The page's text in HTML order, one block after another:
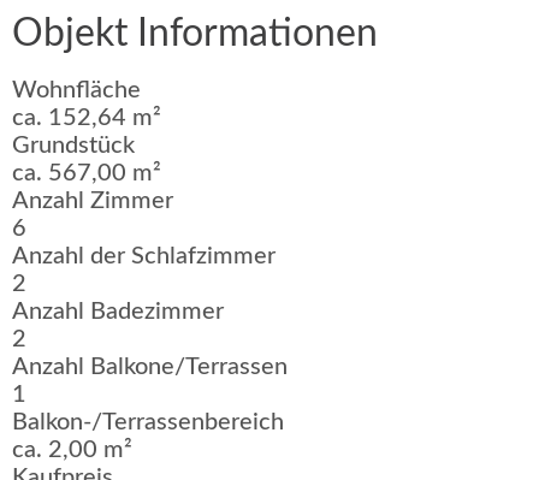
Objekt Informationen
Wohnfläche
ca. 152,64 m²
Grundstück
ca. 567,00 m²
Anzahl Zimmer
6
Anzahl der Schlafzimmer
2
Anzahl Badezimmer
2
Anzahl Balkone/Terrassen
1
Balkon-/Terrassenbereich
ca. 2,00 m²